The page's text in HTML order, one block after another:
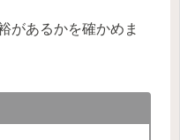
があるかを確かめま